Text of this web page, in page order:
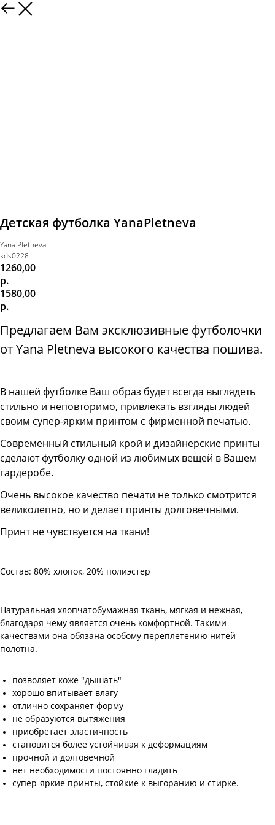
Детская футболка YanaPletneva
Yana Pletneva
kds0228
1260,00
р.
1580,00
р.
Предлагаем Вам эксклюзивные футболочки
от Yana Pletneva высокого качества пошива.
В нашей футболке Ваш образ будет всегда выглядеть
стильно и неповторимо, привлекать взгляды людей
своим супер-ярким принтом с фирменной печатью.
Современный стильный крой и дизайнерские принты
сделают футболку одной из любимых вещей в Вашем
гардеробе.
Очень высокое качество печати не только смотрится
великолепно, но и делает принты долговечными.
Принт не чувствуется на ткани!
Состав: 80% хлопок, 20% полиэстер
Натуральная хлопчатобумажная ткань, мягкая и нежная,
благодаря чему является очень комфортной. Такими
качествами она обязана особому переплетению нитей
полотна.
позволяет коже "дышать"
хорошо впитывает влагу
отлично сохраняет форму
не образуются вытяжения
приобретает эластичность
становится более устойчивая к деформациям
прочной и долговечной
нет необходимости постоянно гладить
супер-яркие принты, стойкие к выгоранию и стирке.